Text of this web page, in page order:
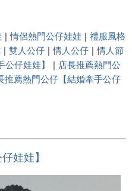
|情侶熱門公仔娃娃 | 禮服風格
| 雙人公仔 |情人公仔 |情人節
仔娃娃】
| 店長推薦熱門公
推薦熱門公仔【結婚牽手公仔
娃娃】